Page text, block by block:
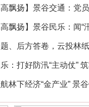
高飘扬】景谷交通：党
飘扬】景谷民乐：闻
、后方答卷，云投林
：打好防汛“主动仗”
林下经济“金产业” 景